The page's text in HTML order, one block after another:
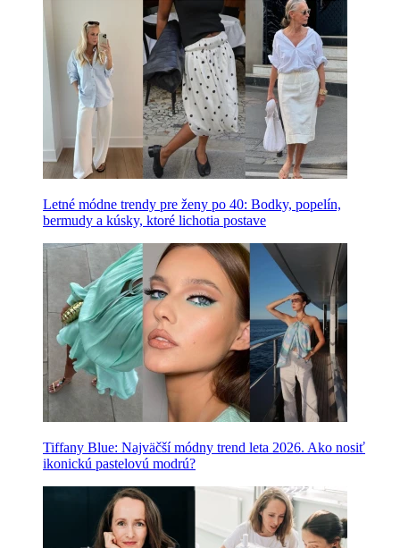
Letné módne trendy pre ženy po 40: Bodky, popelín,
bermudy a kúsky, ktoré lichotia postave
Tiffany Blue: Najväčší módny trend leta 2026. Ako nosiť
ikonickú pastelovú modrú?